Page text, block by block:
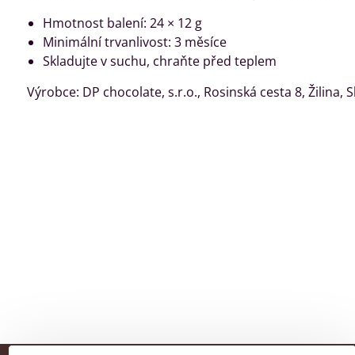
Hmotnost balení: 24 × 12 g
Minimální trvanlivost: 3 měsíce
Skladujte v suchu, chraňte před teplem
Výrobce: DP chocolate, s.r.o., Rosinská cesta 8, Žilina,